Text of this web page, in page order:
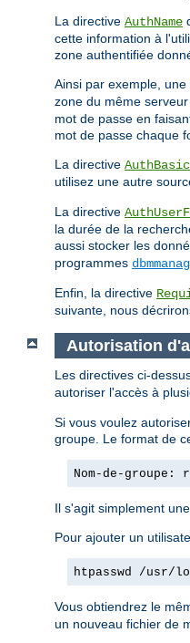
La directive AuthName
cette information à
zone authentifiée
Ainsi par exemple,
zone du même
mot de passe en
mot de passe chaque
La directive
utilisez une autre
La directive
la durée de la
aussi stocker les
programmes
Enfin, la directive
suivante, nous
Autorisation
Les directives ci-
autoriser l'accès à
Si vous voulez
groupe. Le format de
Nom-de-groupe:
Il s'agit simplement
Pour ajouter un
htpasswd /usr/
Vous obtiendrez le
un nouveau fichier de